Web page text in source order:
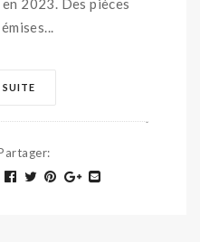
2023. Des pièces
SUITE
: